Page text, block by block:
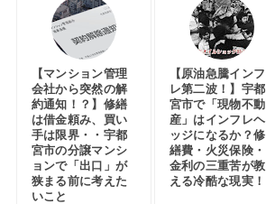
【マンション管理
会社から突然の解
約通知！？】修繕
は借金頼み、買い
手は限界・・宇都
宮市の分譲マンシ
ョンで「出口」が
狭まる前に考えた
いこと
【原油急騰インフ
レ第二波！】宇都
宮市で「現物不動
産」はインフレヘ
ッジになるか？修
繕費・火災保険・
金利の三重苦が教
える冷酷な現実！